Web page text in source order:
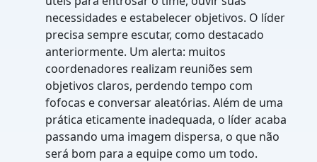
necessidades e estabelecer objetivos. O líder
precisa sempre escutar, como destacado
anteriormente. Um alerta: muitos
coordenadores realizam reuniões sem
objetivos claros, perdendo tempo com
fofocas e conversar aleatórias. Além de uma
prática eticamente inadequada, o líder acaba
passando uma imagem dispersa, o que não
será bom para a equipe como um todo.